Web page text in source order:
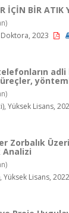
İÇİN BİR ATIK
Doktora, 2023
Yüksek Lisans,
Zorbalık
Yüksek Lisans, 2022